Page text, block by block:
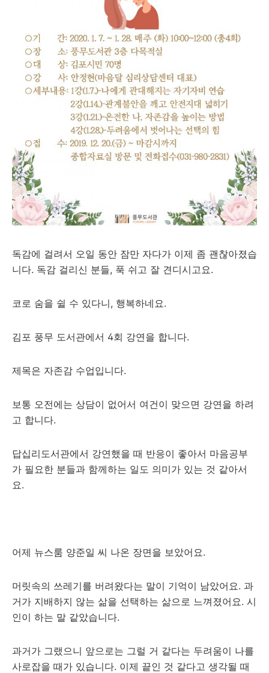
독감에 걸려서 오일 동안 잠만 자다가 이제 좀 괜찮아졌습
니다. 독감 걸리신 분들, 푹 쉬고 잘 견디시고요.
코로 숨을 쉴 수 있다니, 행복하네요.
김포 풍무 도서관에서 4회 강연을 합니다.
제목은 자존감 수업입니다.
보통 오전에는 상담이 없어서 여건이 맞으면 강연을 하려
고 합니다.
답십리도서관에서 강연했을 때 반응이 좋아서 마음공부
가 필요한 분들과 함께하는 일도 의미가 있는 것 같아서
요.
어제 뉴스룸 양준일 씨 나온 장면을 보았어요.
머릿속의 쓰레기를 버려왔다는 말이 기억이 남았어요. 과
거가 지배하지 않는 삶을 선택하는 삶으로 느껴졌어요. 시
인이 하는 말 같았습니다.
과거가 그랬으니 앞으로는 그럴 거 같다는 두려움이 나를
사로잡을 때가 있습니다. 이제 끝인 것 같다고 생각될 때